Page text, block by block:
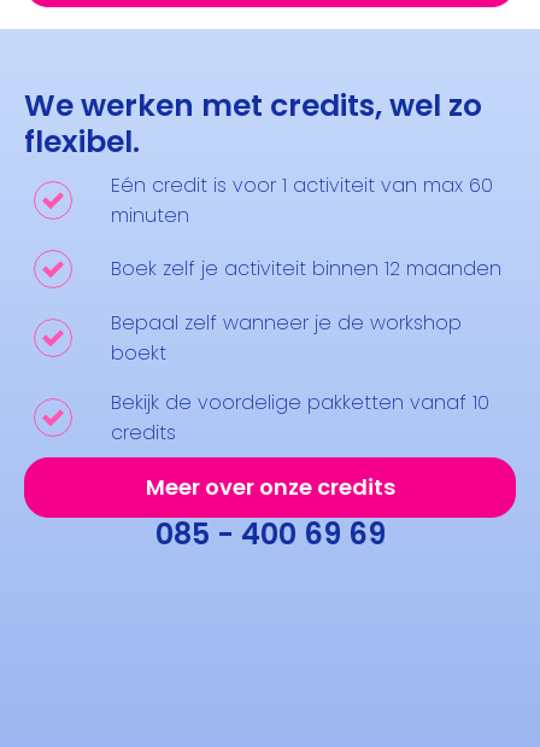
We werken met credits, wel zo
flexibel.
Eén credit is voor 1 activiteit van max 60
minuten
Boek zelf je activiteit binnen 12 maanden
Bepaal zelf wanneer je de workshop
boekt
Bekijk de voordelige pakketten vanaf 10
credits
Meer over onze credits
085 - 400 69 69